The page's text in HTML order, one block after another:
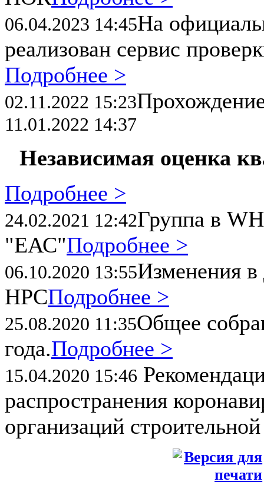
06.04.2023 14:45На
реализован сервис
Подробнее >
02.11.2022 15:23
11.01.2022 14:37
Независимая оценка
Подробнее >
24.02.2021 12:42Группа в
"ЕАС"Подробнее >
06.10.2020 13:55Изменения в
НРСПодробнее >
25.08.2020 11:35Общее
года.Подробнее >
15.04.2020 15:46
распространения
организаций